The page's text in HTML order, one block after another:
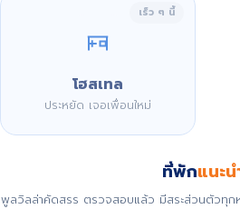
เร็ว ๆ นี้
โฮสเทล
ประหยัด เจอเพื่อนใหม่
ที่พักแนะน
พูลวิลล่าคัดสรร ตรวจสอบแล้ว มีสระส่วนตัวทุก